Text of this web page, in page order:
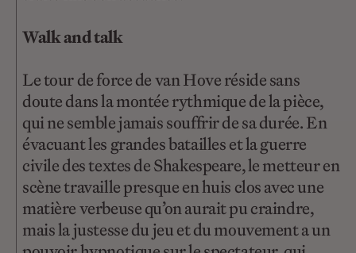
Walk and talk
Le tour de force de van Hove réside sans
doute dans la montée rythmique de la pièce,
qui ne semble jamais souffrir de sa durée. En
évacuant les grandes batailles et la guerre
civile des textes de Shakespeare, le metteur en
scène travaille presque en huis clos avec une
matière verbeuse qu’on aurait pu craindre,
mais la justesse du jeu et du mouvement a un